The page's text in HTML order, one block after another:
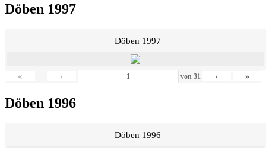
Döben 1997
Döben 1997
« ‹ von 31 › »
Döben 1996
Döben 1996